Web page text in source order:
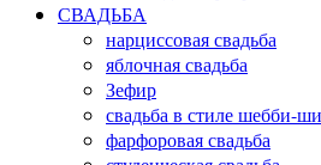
СВАДЬБА
нарциссовая свадьба
яблочная свадьба
Зефир
свадьба в стиле шебби-
фарфоровая свадьба